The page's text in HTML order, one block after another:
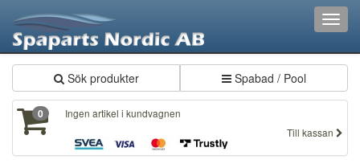
Sök produkter Spabad / Pool
0
Ingen artikel i kundvagnen
Till kassan